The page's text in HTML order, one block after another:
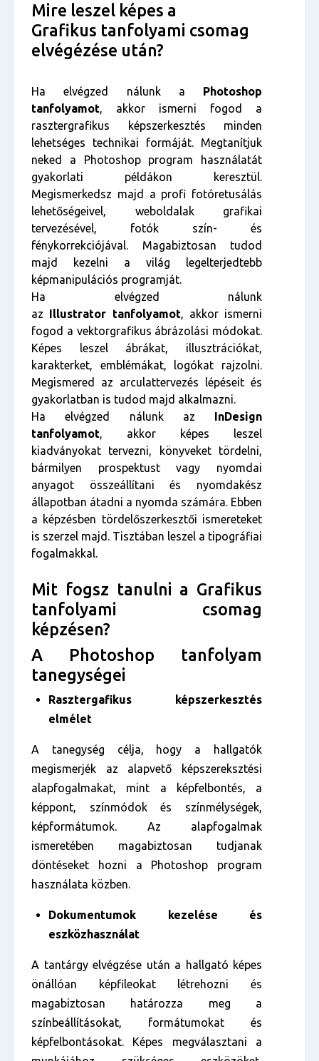
Mire leszel képes a
Grafikus tanfolyami csomag
elvégézése után?
Ha elvégzed nálunk a Photoshop
tanfolyamot, akkor ismerni fogod a
rasztergrafikus képszerkesztés minden
lehetséges technikai formáját. Megtanítjuk
neked a Photoshop program használatát
gyakorlati példákon keresztül.
Megismerkedsz majd a profi fotóretusálás
lehetőségeivel, weboldalak grafikai
tervezésével, fotók szín- és
fénykorrekciójával. Magabiztosan tudod
majd kezelni a világ legelterjedtebb
képmanipulációs programját.
Ha elvégzed nálunk
az Illustrator tanfolyamot, akkor ismerni
fogod a vektorgrafikus ábrázolási módokat.
Képes leszel ábrákat, illusztrációkat,
karakterket, emblémákat, logókat rajzolni.
Megismered az arculattervezés lépéseit és
gyakorlatban is tudod majd alkalmazni.
Ha elvégzed nálunk az InDesign
tanfolyamot, akkor képes leszel
kiadványokat tervezni, könyveket tördelni,
bármilyen prospektust vagy nyomdai
anyagot összeállítani és nyomdakész
állapotban átadni a nyomda számára. Ebben
a képzésben tördelőszerkesztői ismereteket
is szerzel majd. Tisztában leszel a tipográfiai
fogalmakkal.
Mit fogsz tanulni a Grafikus
tanfolyami csomag
képzésen?
A Photoshop tanfolyam
tanegységei
Rasztergafikus képszerkesztés
elmélet
A tanegység célja, hogy a hallgatók
megismerjék az alapvető képszereksztési
alapfogalmakat, mint a képfelbontés, a
képpont, színmódok és színmélységek,
képformátumok. Az alapfogalmak
ismeretében magabiztosan tudjanak
döntéseket hozni a Photoshop program
használata közben.
Dokumentumok kezelése és
eszközhasználat
A tantárgy elvégzése után a hallgató képes
önállóan képfileokat létrehozni és
magabiztosan határozza meg a
színbeállításokat, formátumokat és
képfelbontásokat. Képes megválasztani a